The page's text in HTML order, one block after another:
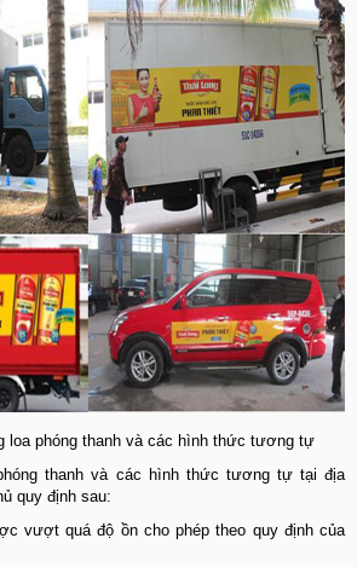
loa phóng thanh và các hình thức tương tự
thanh và các hình thức tương tự tại địa
quy định sau:
vượt quá độ ồn cho phép theo quy định của